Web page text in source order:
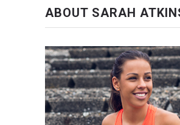
ABOUT SARAH